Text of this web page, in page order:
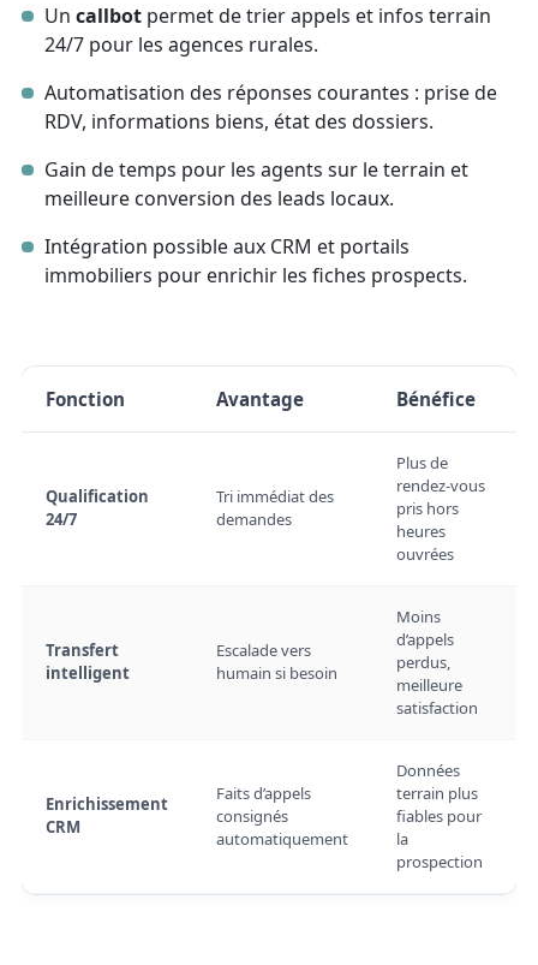
Uncallbot permet de trier appels et infos terrain
24/7 pour les agences rurales.
Automatisation des réponses courantes : prise de
RDV, informations biens, état des dossiers.
Gain de temps pour les agents sur le terrain et
meilleure conversion des leads locaux.
Intégration possible aux CRM et portails
immobiliers pour enrichir les fiches prospects.
Fonction Avantage Bénéfice
Qualification
24/7
Tri immédiat des
demandes
Plus de
rendez-vous
pris hors
heures
ouvrées
Transfert
intelligent
Escalade vers
humain si besoin
Moins
d’appels
perdus,
meilleure
satisfaction
Enrichissement
CRM
Faits d’appels
consignés
automatiquement
Données
terrain plus
fiables pour
la
prospection